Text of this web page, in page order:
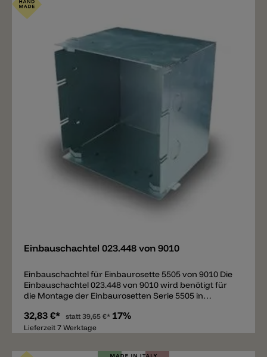
Hängeleuchte führt. Die Einbaurosette 5505D aus
CRISTALY® kann für die Hängeleuchte 5503A und
5503B verwendet werden. Wichtig: Für den Einbau
in Betonwände wird eine Einbauschachtel benötigt
(nicht inklusive), diese kann separat bestellt werden.
Einbauschachtel 023.448 von 9010
Einbauschachtel für Einbaurosette 5505 von 9010 Die
Einbauschachtel 023.448 von 9010 wird benötigt für
die Montage der Einbaurosetten Serie 5505 in
Original abweichen.
32,83 €* statt39,65 €* 17%
Lieferzeit 7 Werktage